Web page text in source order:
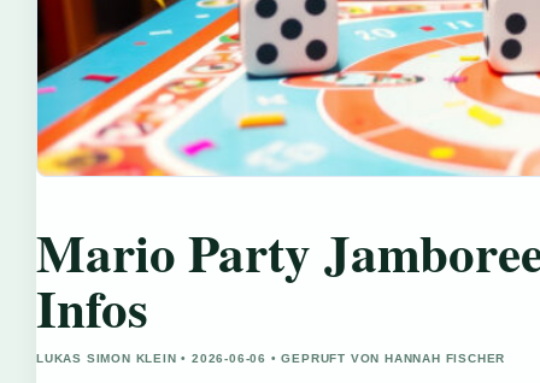
Mario Party
Infos
LUKAS SIMON KLEIN • 2026-06-06 • GEPRUFT VON HANNAH FISCHER